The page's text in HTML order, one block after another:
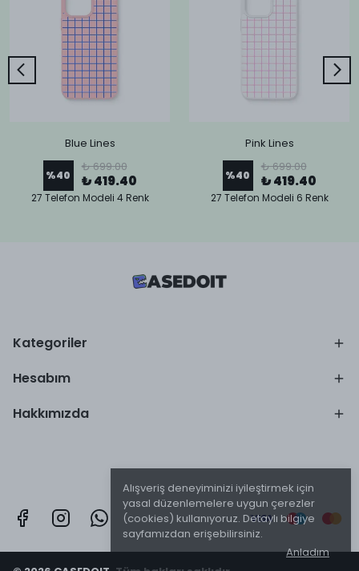
Alışveriş deneyiminizi iyileştirmek için
yasal düzenlemelere uygun çerezler
(cookies) kullanıyoruz. Detaylı bilgiye
sayfamızdan erişebilirsiniz.
Anladım
Blue Lines
%40
₺ 699.00
₺ 419.40
27 Telefon Modeli 4 Renk
Pink Lines
%40
₺ 699.00
₺ 419.40
27 Telefon Modeli 6 Renk
Kategoriler
Hesabım
Hakkımızda